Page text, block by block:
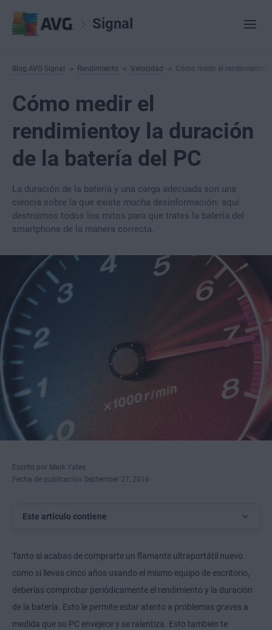
Signal
Blog AVG Signal Rendimiento Velocidad Cómo medir el rendimientoy
Cómo medir el
rendimientoy la duración
de la batería del PC
La duración de la batería y una carga adecuada son una
ciencia sobre la que existe mucha desinformación: aquí
destruimos todos los mitos para que trates la batería del
smartphone de la manera correcta.
Escrito por Mark Yates
Fecha de publicación September 27, 2016
Este artículo contiene
Tanto si acabas de comprarte un flamante ultraportátil nuevo
como si llevas cinco años usando el mismo equipo de escritorio,
deberías comprobar periódicamente el rendimiento y la duración
de la batería. Esto le permite estar atento a problemas graves a
medida que su PC envejece y se ralentiza. Esto también te